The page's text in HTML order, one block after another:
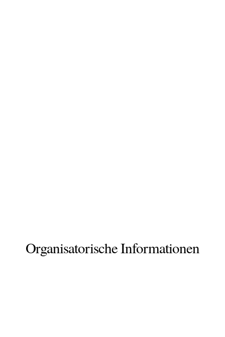
Organisatorische Informationen